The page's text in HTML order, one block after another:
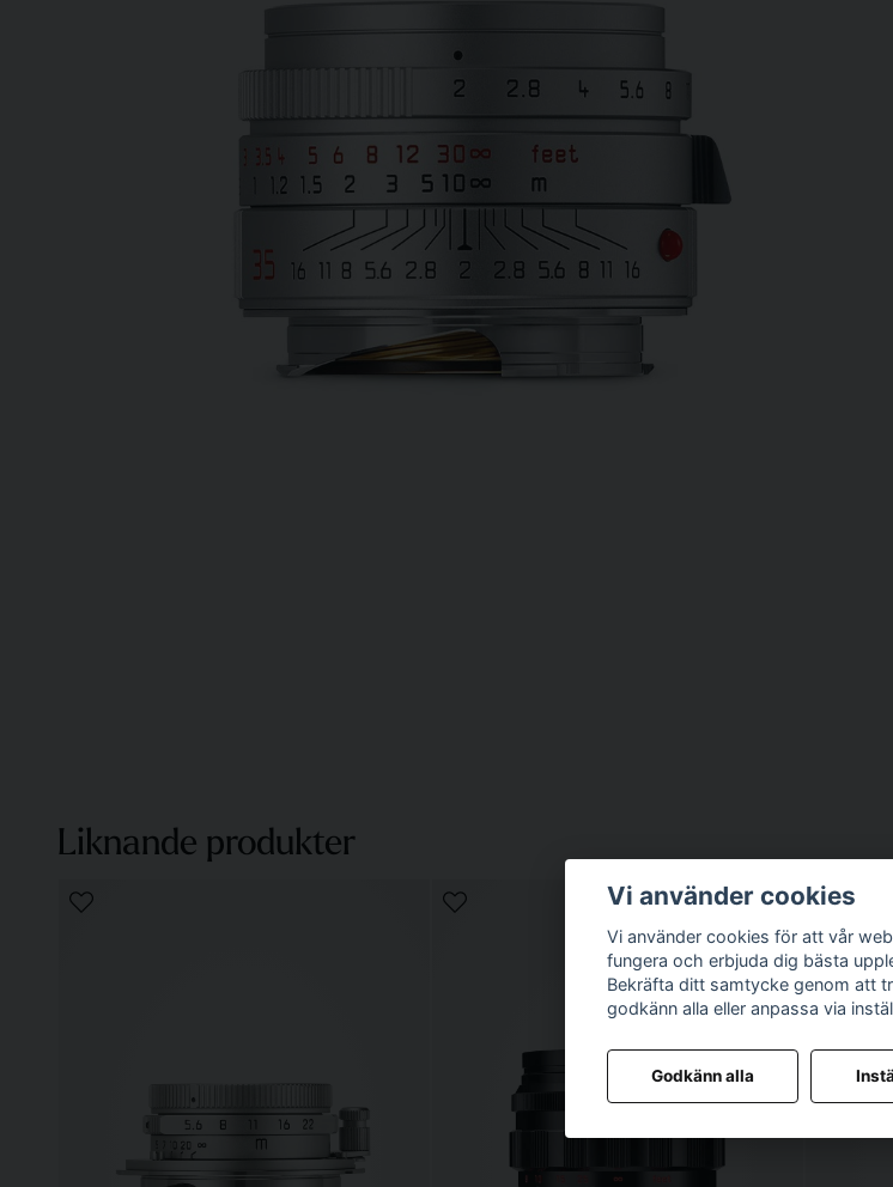
Liknande produkter
Vi använder cookies
Vi använder cookies för att vår
fungera och erbjuda dig bästa
Bekräfta ditt samtycke genom att
godkänn alla eller anpassa via
Godkänn alla